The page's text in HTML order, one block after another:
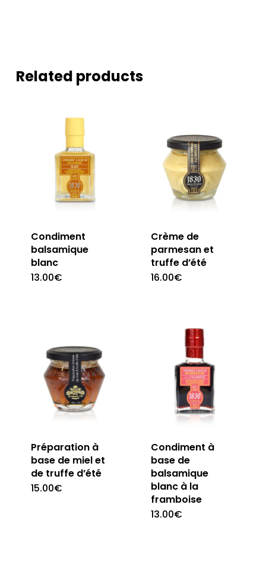
Related products
Condiment
balsamique
blanc
13.00€
Crème de
parmesan et
truffe d’été
16.00€
Préparation à
base de miel et
de truffe d’été
15.00€
Condiment à
base de
balsamique
blanc à la
framboise
13.00€